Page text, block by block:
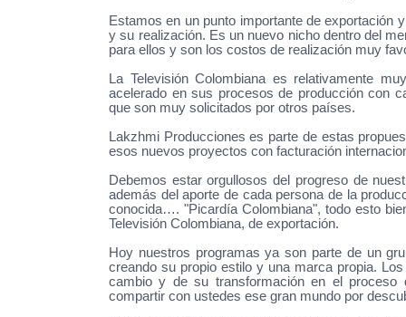
Estamos en un punto importante de exportación
y su realización. Es un nuevo nicho dentro del
para ellos y son los costos de realización muy
La Televisión Colombiana es relativamente
acelerado en sus procesos de producción con
que son muy solicitados por otros países.
Lakzhmi Producciones es parte de estas
esos nuevos proyectos con facturación
Debemos estar orgullosos del progreso de
además del aporte de cada persona de la
conocida…. "Picardía Colombiana", todo esto
Televisión Colombiana, de exportación.
Hoy nuestros programas ya son parte de un
creando su propio estilo y una marca propia.
cambio y de su transformación en el proceso
compartir con ustedes ese gran mundo por